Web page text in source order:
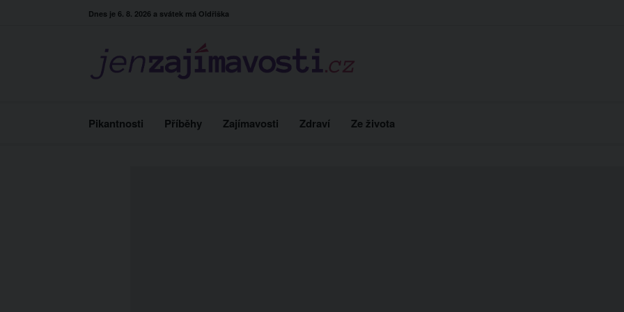
Dnes je 6. 8. 2026 a svátek má Oldřiška
Pikantnosti Příběhy Zajímavosti Zdraví Ze života